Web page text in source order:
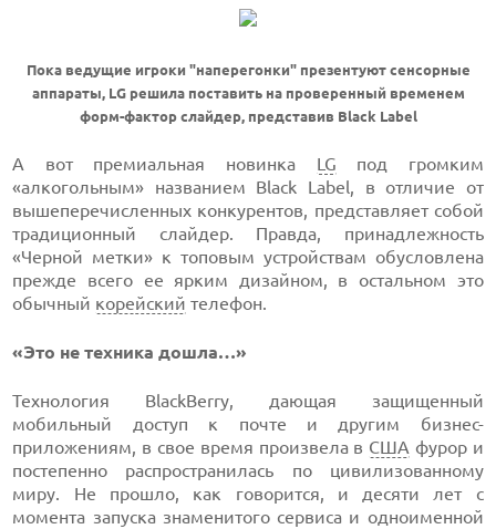
Пока ведущие игроки "наперегонки" презентуют сенсорные
аппараты, LG решила поставить на проверенный временем
форм-фактор слайдер, представив Black Label
А вот премиальная новинка LG под громким
«алкогольным» названием Black Label, в отличие от
вышеперечисленных конкурентов, представляет собой
традиционный слайдер. Правда, принадлежность
«Черной метки» к топовым устройствам обусловлена
прежде всего ее ярким дизайном, в остальном это
обычный корейский телефон.
«Это не техника дошла…»
Технология BlackBerry, дающая защищенный
мобильный доступ к почте и другим бизнес-
приложениям, в свое время произвела в США фурор и
постепенно распространилась по цивилизованному
миру. Не прошло, как говорится, и десяти лет с
момента запуска знаменитого сервиса и одноименной